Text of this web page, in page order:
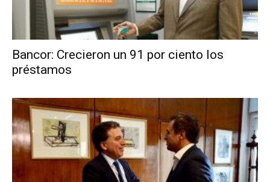
Bancor: Crecieron un 91 por ciento los
préstamos